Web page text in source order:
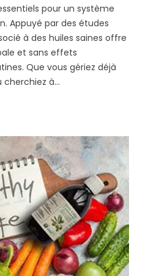
pour un système
Appuyé par des études
à des huiles saines offre
et sans effets
Que vous gériez déjà
à...